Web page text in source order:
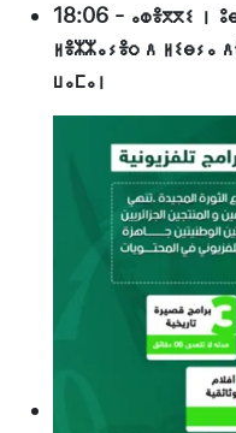
18:06 - ⴰⵀⴻⴳⴳⵉ ⵏ
ⵍⴻⵣⵣⴰⵢⴻⵔ ⴷ ⵍⵉⴱⵢⴰ
ⵡⴰⵎⴰⵏ